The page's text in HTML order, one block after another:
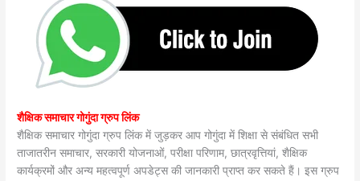
शैक्षिक समाचार गोगुंदा ग्रुप लिंक
शैक्षिक समाचार गोगुंदा ग्रुप लिंक में जुड़कर आप गोगुंदा में शिक्षा से संबंधित सभी
ताजातरीन समाचार, सरकारी योजनाओं, परीक्षा परिणाम, छात्रवृत्तियां, शैक्षिक
कार्यक्रमों और अन्य महत्वपूर्ण अपडेट्स की जानकारी प्राप्त कर सकते हैं। इस ग्रुप